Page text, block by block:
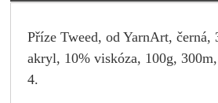
Příze Tweed, od YarnArt, černá,
akryl, 10% viskóza, 100g,
4.